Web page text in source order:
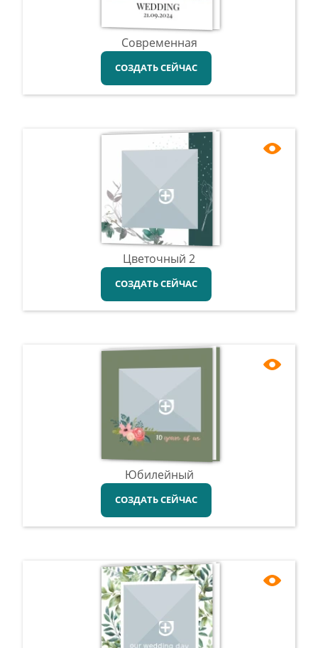
Современная
СОЗДАТЬ СЕЙЧАС
Цветочный 2
СОЗДАТЬ СЕЙЧАС
Юбилейный
СОЗДАТЬ СЕЙЧАС